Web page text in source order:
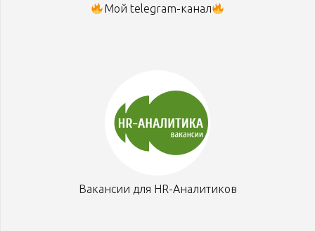
Мой telegram-канал
Вакансии для HR-Аналитиков